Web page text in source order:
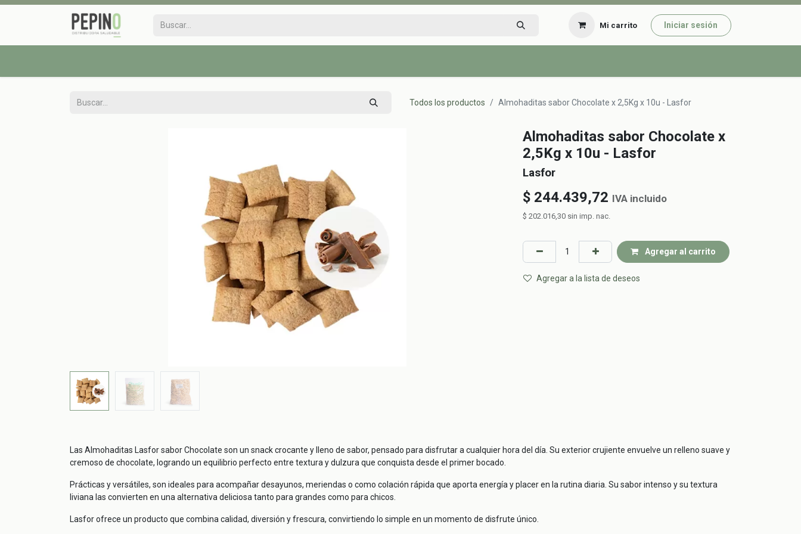
Mi carrito Iniciar sesión
Todos los productos Almohaditas sabor Chocolate x 2,5Kg x 10u - Lasfor
Almohaditas sabor Chocolate x
2,5Kg x 10u - Lasfor
Lasfor
$ 244.439,72 IVA incluido
$ 202.016,30 sin imp. nac.
Agregar al carrito
Agregar a la lista de deseos
Las Almohaditas Lasfor sabor Chocolate son un snack crocante y lleno de sabor, pensado para disfrutar a cualquier hora del día. Su exterior crujiente envuelve un relleno suave y
cremoso de chocolate, logrando un equilibrio perfecto entre textura y dulzura que conquista desde el primer bocado.
Prácticas y versátiles, son ideales para acompañar desayunos, meriendas o como colación rápida que aporta energía y placer en la rutina diaria. Su sabor intenso y su textura
liviana las convierten en una alternativa deliciosa tanto para grandes como para chicos.
Lasfor ofrece un producto que combina calidad, diversión y frescura, convirtiendo lo simple en un momento de disfrute único.